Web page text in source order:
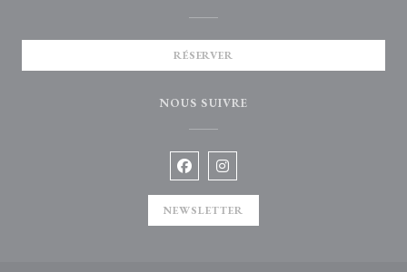
RÉSERVER
NOUS SUIVRE
Facebook ((ouvre une nouvelle
Instagram ((ouvre une nouvelle
NEWSLETTER